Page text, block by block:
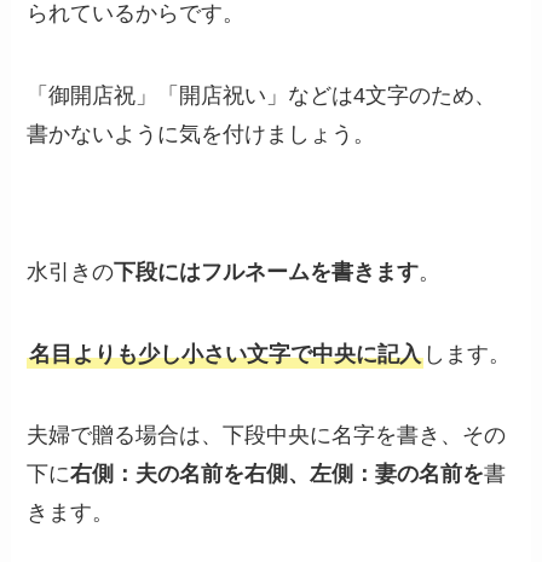
られているからです。
「御開店祝」「開店祝い」などは4文字のため、
書かないように気を付けましょう。
水引きの下段にはフルネームを書きます。
名目よりも少し小さい文字で中央に記入 します。
夫婦で贈る場合は、下段中央に名字を書き、その
下に右側：夫の名前を右側、左側：妻の名前を書
きます。